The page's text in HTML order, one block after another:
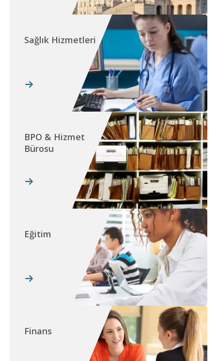
Sağlık Hizmetleri
BPO & Hizmet
Bürosu
Eğitim
Finans